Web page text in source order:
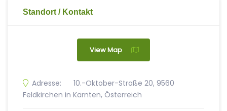
Standort / Kontakt
View Map
Adresse:
10.-Oktober-Straße 20, 9560
Feldkirchen in Kärnten, Österreich